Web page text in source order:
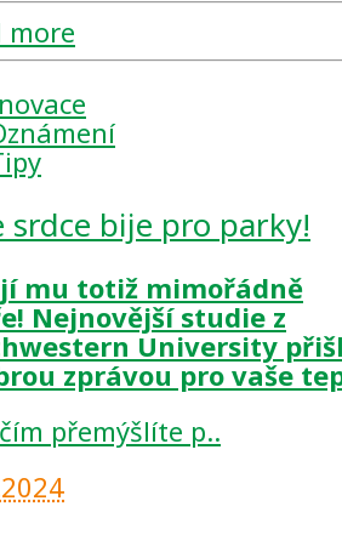
more
srdce bije pro parky!
mu totiž mimořádně
Nejnovější studie z
University
zprávou pro vaše
přemýšlíte p..